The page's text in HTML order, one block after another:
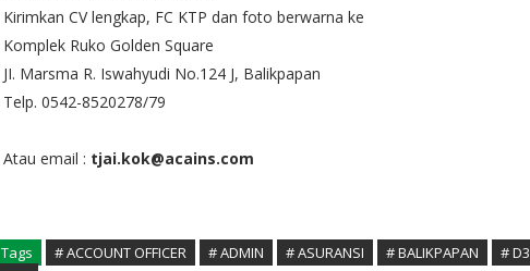
Kirimkan CV lengkap, FC KTP dan foto berwarna ke
Komplek Ruko Golden Square
JI. Marsma R. Iswahyudi No.124 J, Balikpapan
Telp. 0542-8520278/79
Atau email : tjai.kok@acains.com
Tags # ACCOUNT OFFICER # ADMIN # ASURANSI # BALIKPAPAN
# D3